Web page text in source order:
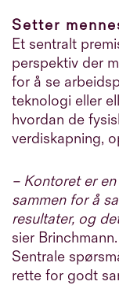
Setter
Et sentralt
perspektiv der
for å se
teknologi eller
hvordan de
verdiskapning,
– Kontoret er
sammen for å
resultater, og
sier Brinchmann.
Sentrale
rette for godt